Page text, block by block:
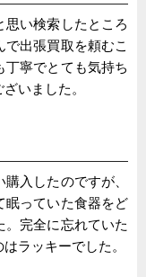
い検索したところ
出張買取を頼むこ
丁寧でとても気持ち
いました。
入したのですが、
眠っていた食器をど
。完全に忘れていた
ラッキーでした。